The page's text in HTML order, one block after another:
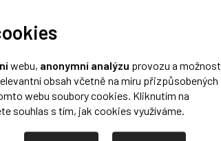
webu, anonymní analýzu provozu a možnost
obsah včetně na míru přizpůsobených
webu soubory cookies. Kliknutím na
souhlas s tím, jak cookies využíváme.